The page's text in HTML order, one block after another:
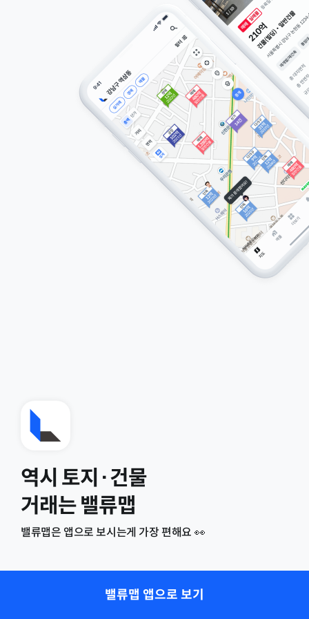
역시 토지·건물
거래는 밸류맵
밸류맵은 앱으로 보시는게 가장 편해요 👀
밸류맵 앱으로 보기